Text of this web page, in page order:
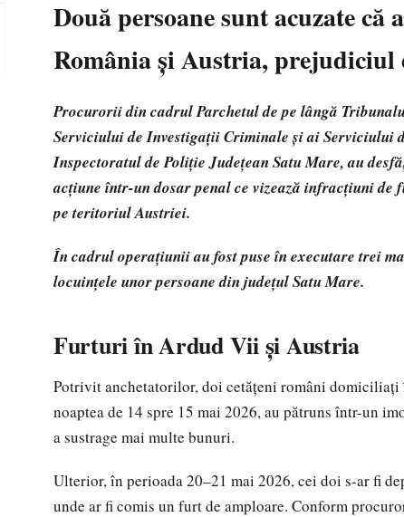
Două persoane sunt acuzate
România și Austria, prejudiciul
Procurorii din cadrul Parchetul de pe lângă
Serviciului de Investigații Criminale și ai Serviciului
Inspectoratul de Poliție Județean Satu Mare, au
acțiune într-un dosar penal ce vizează infracțiuni de
pe teritoriul Austriei.
În cadrul operațiunii au fost puse în executare trei
locuințele unor persoane din județul Satu Mare.
Furturi în Ardud Vii și Austria
Potrivit anchetatorilor, doi cetățeni români domiciliați
noaptea de 14 spre 15 mai 2026, au pătruns într-un
a sustrage mai multe bunuri.
Ulterior, în perioada 20–21 mai 2026, cei doi s-ar fi
unde ar fi comis un furt de amploare. Conform